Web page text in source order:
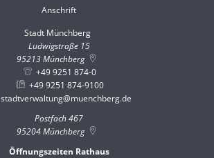
Anschrift
Stadt Münchberg
Ludwigstraße 15
95213Münchberg
+49 9251 874-0
+49 9251 874-9100
stadtverwaltung@muenchberg.de
Postfach 467
95204Münchberg
Öffnungszeiten Rathaus